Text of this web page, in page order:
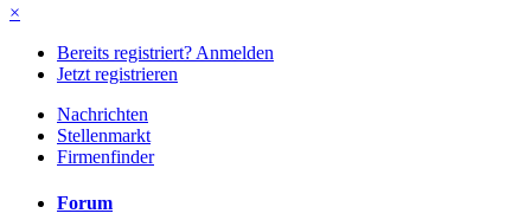
×
Bereits registriert? Anmelden
Jetzt registrieren
Nachrichten
Stellenmarkt
Firmenfinder
Forum